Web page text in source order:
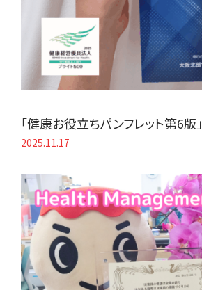
「健康お役立ちパンフレット第6版」
2025.11.17